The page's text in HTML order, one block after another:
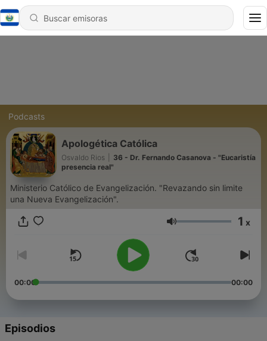
Podcasts
Apologética Católica
Osvaldo Rios
36 - Dr. Fernando Casanova - "Eucaristía
presencia real"
Ministerio Católico de Evangelización. "Revazando sin limite
una Nueva Evangelización".
Volumen 1 x
00:00 00:00
Episodios